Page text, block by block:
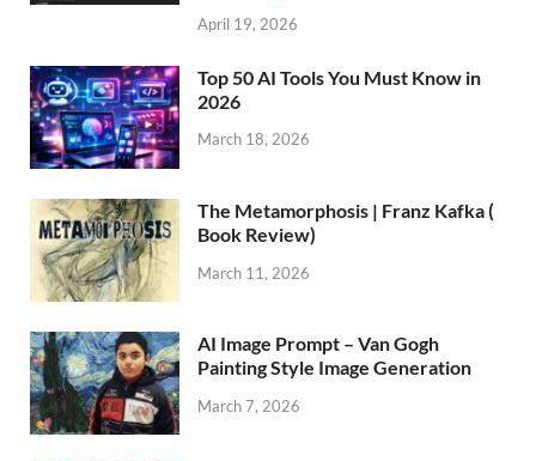
April 19, 2026
Top 50 AI Tools You Must Know in
2026
March 18, 2026
The Metamorphosis | Franz Kafka (
Book Review)
March 11, 2026
AI Image Prompt – Van Gogh
Painting Style Image Generation
March 7, 2026